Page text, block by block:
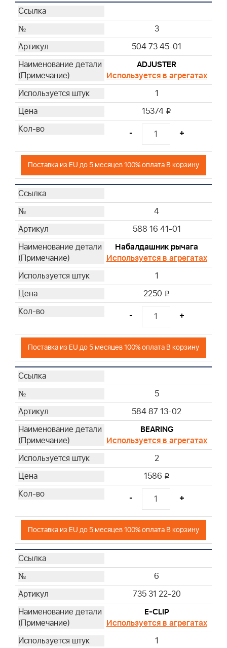
3
504 73 45-01
ADJUSTER
Используется в агрегатах
1
15374 i
- +
Поставка из EU до 5 месяцев 100% оплата В корзину
4
588 16 41-01
Набалдашник рычага
Используется в агрегатах
1
2250 i
- +
Поставка из EU до 5 месяцев 100% оплата В корзину
5
584 87 13-02
BEARING
Используется в агрегатах
2
1586 i
- +
Поставка из EU до 5 месяцев 100% оплата В корзину
6
735 31 22-20
E-CLIP
Используется в агрегатах
1